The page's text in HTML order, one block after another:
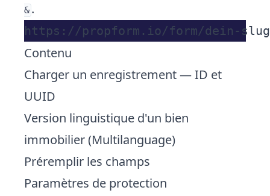
& .
Contenu
Charger un enregistrement — ID et
UUID
Version linguistique d'un bien
immobilier (Multilanguage)
Préremplir les champs
Paramètres de protection